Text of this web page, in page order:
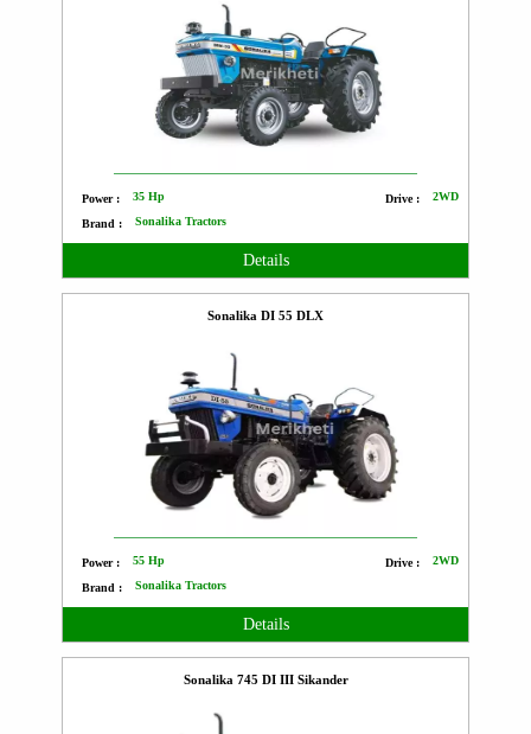
Power : 35 Hp Drive : 2WD
Brand : Sonalika Tractors
Details
Sonalika DI 55 DLX
Power : 55 Hp Drive : 2WD
Brand : Sonalika Tractors
Details
Sonalika 745 DI III Sikander